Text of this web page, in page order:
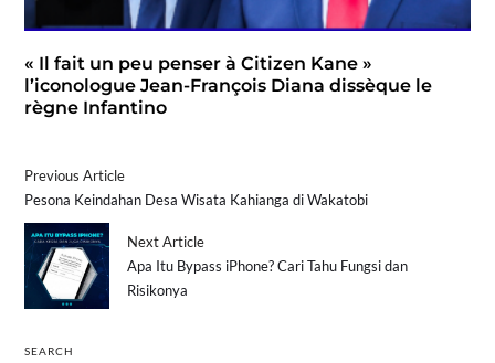
« Il fait un peu penser à Citizen Kane »
l’iconologue Jean-François Diana dissèque le
règne Infantino
Previous Article
Pesona Keindahan Desa Wisata Kahianga di Wakatobi
Next Article
Apa Itu Bypass iPhone? Cari Tahu Fungsi dan
Risikonya
SEARCH